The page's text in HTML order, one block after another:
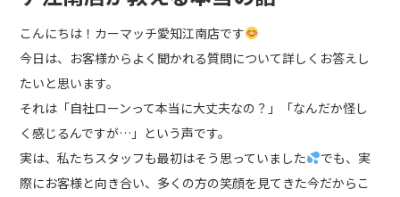
電話でのお問い合わせ
050-3145-9885
LINEでのお問い合わせ
LINEお友だち追加
こんにちは！カーマッチ愛知江南店です
今日は、お客様からよく聞かれる質問について詳しくお答えし
たいと思います。
それは「自社ローンって本当に大丈夫なの？」「なんだか怪し
く感じるんですが…」という声です。
実は、私たちスタッフも最初はそう思っていました
でも、実
際にお客様と向き合い、多くの方の笑顔を見てきた今だからこ